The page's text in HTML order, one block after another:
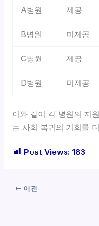
A병원 제공
B병원 미제공
C병원 제공
D병원 미제공
이와 같이 각 병원의 지
는 사회 복귀의 기회를
Post Views: 183
이전